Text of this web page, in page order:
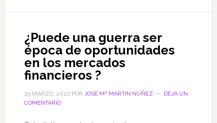
Teatro
Carmen
de
Vélez-
Málaga
un
¿Puede una guerra ser
época de oportunidades
en los mercados
financieros ?
29 MARZO, 2022 POR JOSÉ Mª MARTÍN NÚÑEZ
DEJA UN
COMENTARIO